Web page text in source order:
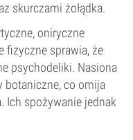
skurczami żołądka.
oniryczne
fizyczne sprawia, że
psychodeliki. Nasiona
botaniczne, co omija
Ich spożywanie jednak